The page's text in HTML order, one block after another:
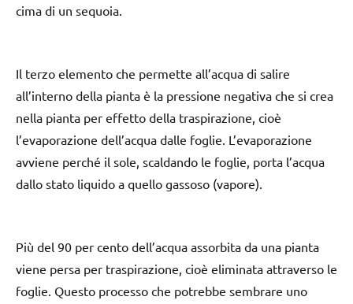
cima di un sequoia.
Il terzo elemento che permette all’acqua di salire
all’interno della pianta è la pressione negativa che si crea
nella pianta per effetto della traspirazione, cioè
l’evaporazione dell’acqua dalle foglie. L’evaporazione
avviene perché il sole, scaldando le foglie, porta l’acqua
dallo stato liquido a quello gassoso (vapore).
Più del 90 per cento dell’acqua assorbita da una pianta
viene persa per traspirazione, cioè eliminata attraverso le
foglie. Questo processo che potrebbe sembrare uno